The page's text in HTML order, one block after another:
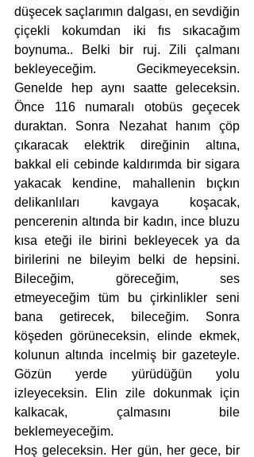
düşecek saçlarımın dalgası, en sevdiğin
çiçekli kokumdan iki fıs sıkacağım
boynuma.. Belki bir ruj. Zili çalmanı
bekleyeceğim. Gecikmeyeceksin.
Genelde hep aynı saatte geleceksin.
Önce 116 numaralı otobüs geçecek
duraktan. Sonra Nezahat hanım çöp
çıkaracak elektrik direğinin altına,
bakkal eli cebinde kaldırımda bir sigara
yakacak kendine, mahallenin bıçkın
delikanlıları kavgaya koşacak,
pencerenin altında bir kadın, ince bluzu
kısa eteği ile birini bekleyecek ya da
birilerini ne bileyim belki de hepsini.
Bileceğim, göreceğim, ses
etmeyeceğim tüm bu çirkinlikler seni
bana getirecek, bileceğim. Sonra
köşeden görüneceksin, elinde ekmek,
kolunun altında incelmiş bir gazeteyle.
Gözün yerde yürüdüğün yolu
izleyeceksin. Elin zile dokunmak için
kalkacak, çalmasını bile
beklemeyeceğim.
Hoş geleceksin. Her gün, her gece, bir